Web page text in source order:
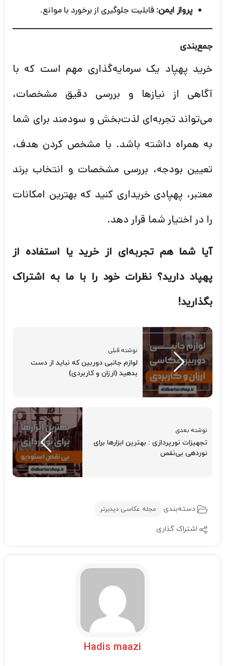
پرواز ایمن: قابلیت جلوگیری از برخورد با موانع.
جمع‌بندی
خرید پهپاد یک سرمایه‌گذاری مهم است که با
آگاهی از نیازها و بررسی دقیق مشخصات،
می‌تواند تجربه‌ای لذت‌بخش و سودمند برای شما
به همراه داشته باشد. با مشخص کردن هدف،
تعیین بودجه، بررسی مشخصات و انتخاب برند
معتبر، پهپادی خریداری کنید که بهترین امکانات
را در اختیار شما قرار دهد.
آیا شما هم تجربه‌ای از خرید یا استفاده از
پهپاد دارید؟ نظرات خود را با ما به اشتراک
بگذارید!
نوشته قبلی
لوازم جانبی دوربین که نباید از دست
بدهید (ارزان و کاربردی)
نوشته بعدی
تجهیزات نورپردازی : بهترین ابزارها برای
نوردهی بی‌نقص
دسته‌بندی مجله عکاسی دیدبرتر
اشتراک گذاری
Hadis maazi